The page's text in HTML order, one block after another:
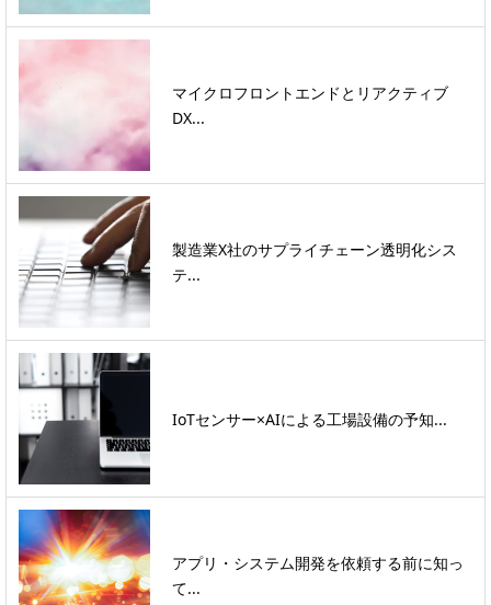
マイクロフロントエンドとリアクティブ
DX...
製造業X社のサプライチェーン透明化シス
テ...
IoTセンサー×AIによる工場設備の予知...
アプリ・システム開発を依頼する前に知っ
て...